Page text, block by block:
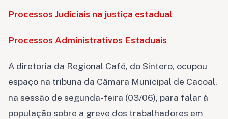
Processos Judiciais na justiça estadual
Processos Administrativos Estaduais
A diretoria da Regional Café, do Sintero, ocupou
espaço na tribuna da Câmara Municipal de Cacoal,
na sessão de segunda-feira (03/06), para falar à
população sobre a greve dos trabalhadores em